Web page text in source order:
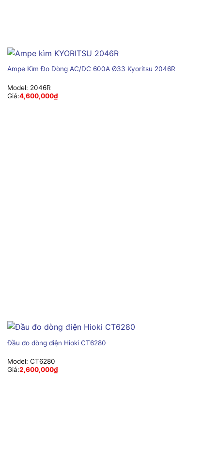
Ampe Kìm Đo Dòng AC/DC 600A Ø33 Kyoritsu 2046R
Model: 2046R
Giá:4,600,000₫
Đầu đo dòng điện Hioki CT6280
Model: CT6280
Giá:2,600,000₫